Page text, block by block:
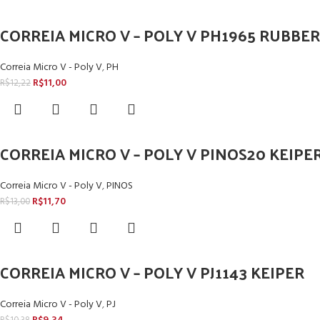
CORREIA MICRO V – POLY V PH1965
Correia Micro V - Poly V,PH
R$12,22 R$11,00
CORREIA MICRO V – POLY V PINOS20
Correia Micro V - Poly V,PINOS
R$13,00 R$11,70
CORREIA MICRO V – POLY V PJ1143 KEIPER
Correia Micro V - Poly V,PJ